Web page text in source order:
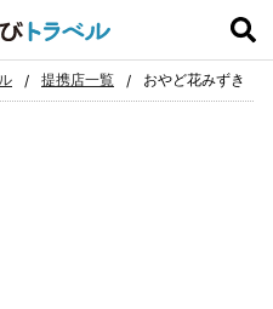
提携店一覧 おやど花みずき